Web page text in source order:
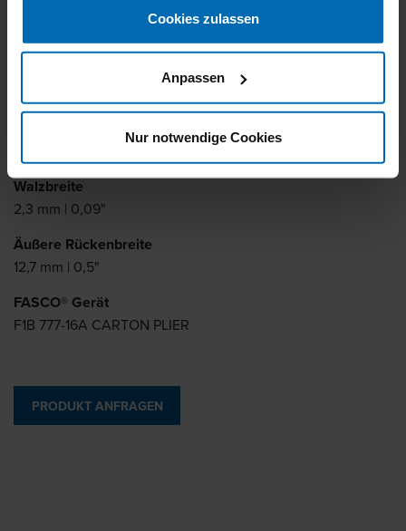
Cookies zulassen
Anpassen
Nur notwendige Cookies
Walzbreite
2,3 mm | 0,09"
Äußere Rückenbreite
12,7 mm | 0,5"
FASCO® Gerät
F1B 777-16A CARTON PLIER
PRODUKT ANFRAGEN